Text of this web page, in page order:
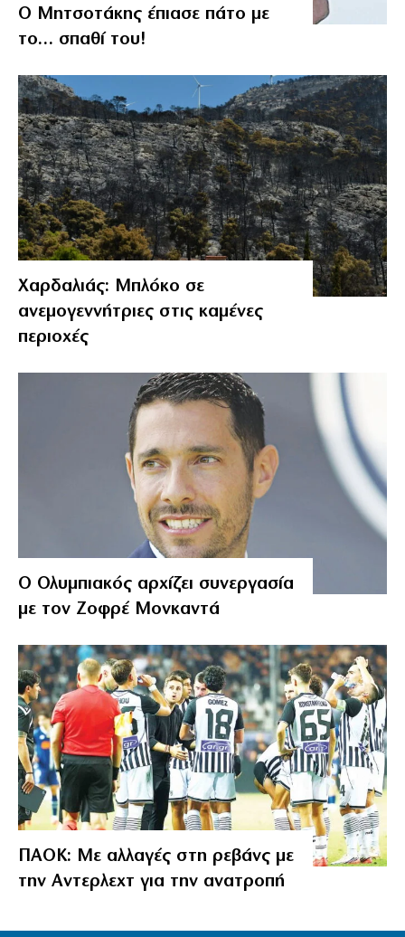
Ο Μητσοτάκης έπιασε πάτο με
το… σπαθί του!
Χαρδαλιάς: Μπλόκο σε
ανεμογεννήτριες στις καμένες
περιοχές
Ο Ολυμπιακός αρχίζει συνεργασία
με τον Ζοφρέ Μονκαντά
ΠΑΟΚ: Με αλλαγές στη ρεβάνς με
την Αντερλεχτ για την ανατροπή